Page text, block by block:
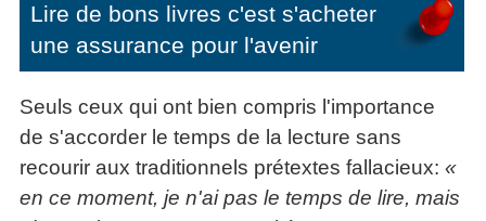
Lire de bons livres c'est s'acheter
une assurance pour l'avenir
Seuls ceux qui ont bien compris l'importance
de s'accorder le temps de la lecture sans
recourir aux traditionnels prétextes fallacieux: «
en ce moment, je n'ai pas le temps de lire, mais